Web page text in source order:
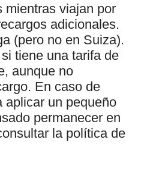
mientras viajan por
adicionales.
(pero no en Suiza).
tiene una tarifa de
aunque no
En caso de
aplicar un pequeño
permanecer en
la política de